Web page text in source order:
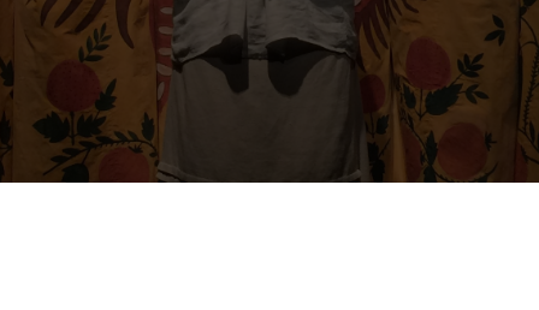
кожного як «спів душі», як заповіт якомога повніше
відчувати і проживати кожну мить свого життя у мирі і
гармонії з оточуючим світом.
" />